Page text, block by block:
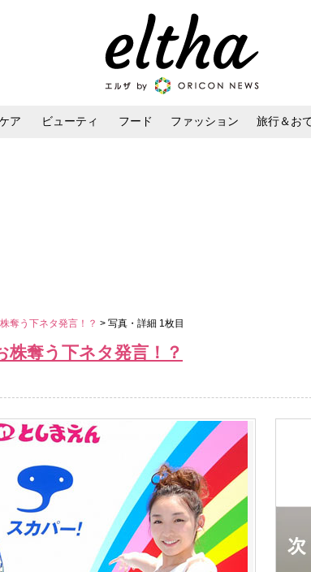
ア ビューティ フード ファッション 旅行＆お
奪う下ネタ発言！？ > 写真・詳細 1枚目
株奪う下ネタ発言！？